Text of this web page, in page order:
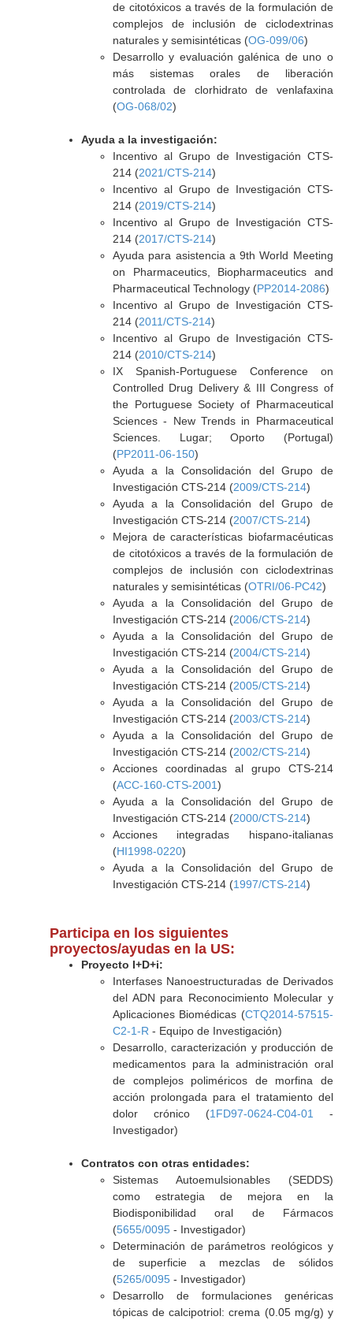
de citotóxicos a través de la formulación de
complejos de inclusión de ciclodextrinas
naturales y semisintéticas (OG-099/06)
Desarrollo y evaluación galénica de uno o
más sistemas orales de liberación
controlada de clorhidrato de venlafaxina
(OG-068/02)
Ayuda a la investigación:
Incentivo al Grupo de Investigación CTS-
214 (2021/CTS-214)
Incentivo al Grupo de Investigación CTS-
214 (2019/CTS-214)
Incentivo al Grupo de Investigación CTS-
214 (2017/CTS-214)
Ayuda para asistencia a 9th World Meeting
on Pharmaceutics, Biopharmaceutics and
Pharmaceutical Technology (PP2014-2086)
Incentivo al Grupo de Investigación CTS-
214 (2011/CTS-214)
Incentivo al Grupo de Investigación CTS-
214 (2010/CTS-214)
IX Spanish-Portuguese Conference on
Controlled Drug Delivery & III Congress of
the Portuguese Society of Pharmaceutical
Sciences - New Trends in Pharmaceutical
Sciences. Lugar; Oporto (Portugal)
(PP2011-06-150)
Ayuda a la Consolidación del Grupo de
Investigación CTS-214 (2009/CTS-214)
Ayuda a la Consolidación del Grupo de
Investigación CTS-214 (2007/CTS-214)
Mejora de características biofarmacéuticas
de citotóxicos a través de la formulación de
complejos de inclusión con ciclodextrinas
naturales y semisintéticas (OTRI/06-PC42)
Ayuda a la Consolidación del Grupo de
Investigación CTS-214 (2006/CTS-214)
Ayuda a la Consolidación del Grupo de
Investigación CTS-214 (2004/CTS-214)
Ayuda a la Consolidación del Grupo de
Investigación CTS-214 (2005/CTS-214)
Ayuda a la Consolidación del Grupo de
Investigación CTS-214 (2003/CTS-214)
Ayuda a la Consolidación del Grupo de
Investigación CTS-214 (2002/CTS-214)
Acciones coordinadas al grupo CTS-214
(ACC-160-CTS-2001)
Ayuda a la Consolidación del Grupo de
Investigación CTS-214 (2000/CTS-214)
Acciones integradas hispano-italianas
(HI1998-0220)
Ayuda a la Consolidación del Grupo de
Investigación CTS-214 (1997/CTS-214)
Participa en los siguientes
proyectos/ayudas en la US:
Proyecto I+D+i:
Interfases Nanoestructuradas de Derivados
del ADN para Reconocimiento Molecular y
Aplicaciones Biomédicas (CTQ2014-57515-
C2-1-R - Equipo de Investigación)
Desarrollo, caracterización y producción de
medicamentos para la administración oral
de complejos poliméricos de morfina de
acción prolongada para el tratamiento del
dolor crónico (1FD97-0624-C04-01
-
Investigador)
Contratos con otras entidades:
Sistemas Autoemulsionables (SEDDS)
como estrategia de mejora en la
Biodisponibilidad oral de Fármacos
(5655/0095- Investigador)
Determinación de parámetros reológicos y
de superficie a mezclas de sólidos
(5265/0095- Investigador)
Desarrollo de formulaciones genéricas
tópicas de calcipotriol: crema (0.05 mg/g) y